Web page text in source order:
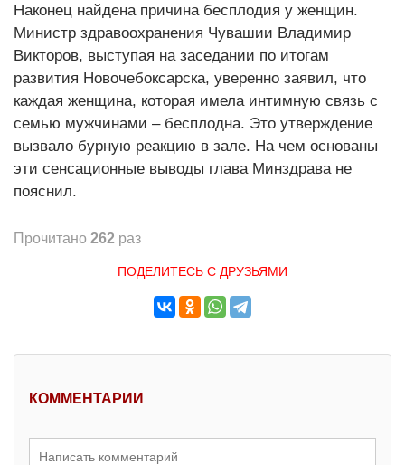
Наконец найдена причина бесплодия у женщин.
Министр здравоохранения Чувашии Владимир
Викторов, выступая на заседании по итогам
развития Новочебоксарска, уверенно заявил, что
каждая женщина, которая имела интимную связь с
семью мужчинами – бесплодна. Это утверждение
вызвало бурную реакцию в зале. На чем основаны
эти сенсационные выводы глава Минздрава не
пояснил.
Прочитано 262 раз
ПОДЕЛИТЕСЬ С ДРУЗЬЯМИ
КОММЕНТАРИИ